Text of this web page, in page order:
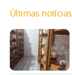
Últimas notícias